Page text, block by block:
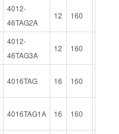
4012-
46TAG2A
12 160
4012-
46TAG3A
12 160
4016TAG 16 160
4016TAG1A 16 160